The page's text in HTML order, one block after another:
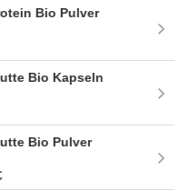
Bio Pulver
Bio Kapseln
Bio Pulver